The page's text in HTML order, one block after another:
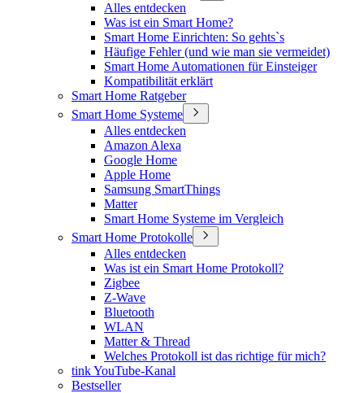
Alles entdecken
Was ist ein Smart Home?
Smart Home Einrichten: So gehts`s
Häufige Fehler (und wie man sie vermeidet)
Smart Home Automationen für Einsteiger
Kompatibilität erklärt
Smart Home Ratgeber
Smart Home Systeme
Alles entdecken
Amazon Alexa
Google Home
Apple Home
Samsung SmartThings
Matter
Smart Home Systeme im Vergleich
Smart Home Protokolle
Alles entdecken
Was ist ein Smart Home Protokoll?
Zigbee
Z-Wave
Bluetooth
WLAN
Matter & Thread
Welches Protokoll ist das richtige für mich?
tink YouTube-Kanal
Bestseller